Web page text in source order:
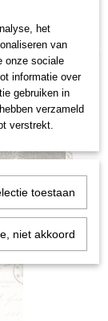
>
het
van
onze sociale
informatie over
gebruiken in
verzameld
verstrekt.
toestaan
niet akkoord